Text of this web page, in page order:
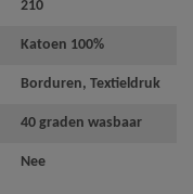
210
Katoen 100%
Borduren, Textieldruk
40 graden wasbaar
Nee